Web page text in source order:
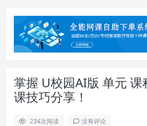
掌握 U校园AI版 单元 课
课技巧分享！
234次阅读 没有评论